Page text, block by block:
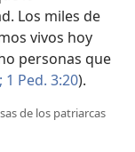
Los miles de
vivos hoy
personas que
1 Ped. 3:20).
de los patriarcas